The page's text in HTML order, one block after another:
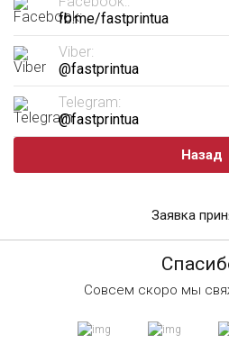
fb.me/fastprintua
Viber:
@fastprintua
Telegram:
@fastprintua
Назад
Заявка
Совсем скоро мы